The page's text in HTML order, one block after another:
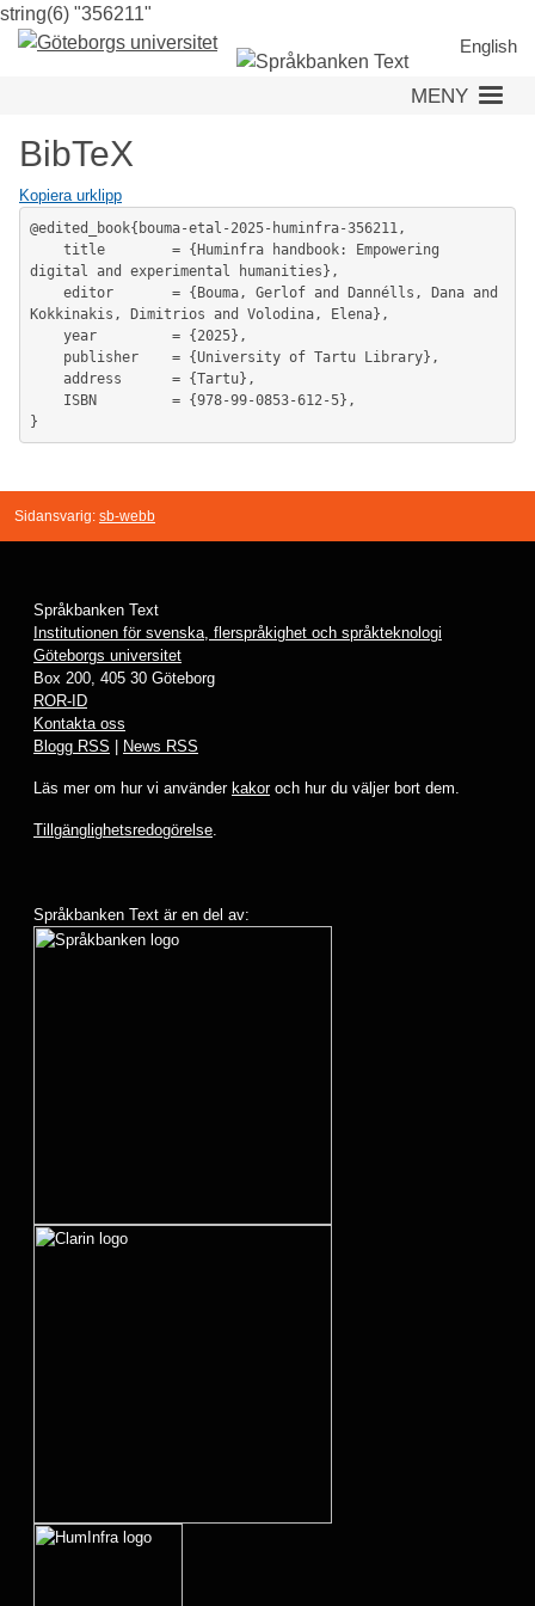
string(6) "356211"
till
huvudinnehåll
English
MENY
BibTeX
Kopiera urklipp
@edited_book{bouma-etal-2025-huminfra-356211,
digital and experimental humanities},
Kokkinakis, Dimitrios and Volodina, Elena},
Sidansvarig: sb-webb
Språkbanken Text
Institutionen för svenska, flerspråkighet och språkteknologi
Göteborgs universitet
Box 200, 405 30 Göteborg
ROR-ID
Kontakta oss
Blogg RSS
News RSS
Läs mer om hur vi använder kakoroch hur du väljer bort dem.
Tillgänglighetsredogörelse.
Språkbanken Text är en del av: